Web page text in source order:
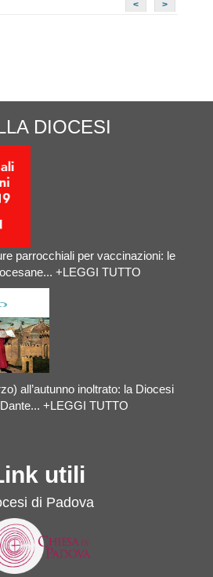
< >
DIOCESI
parrocchiali per vaccinazioni: le
+LEGGI TUTTO
all’autunno inoltrato: la Diocesi
+LEGGI TUTTO
utili
di Padova